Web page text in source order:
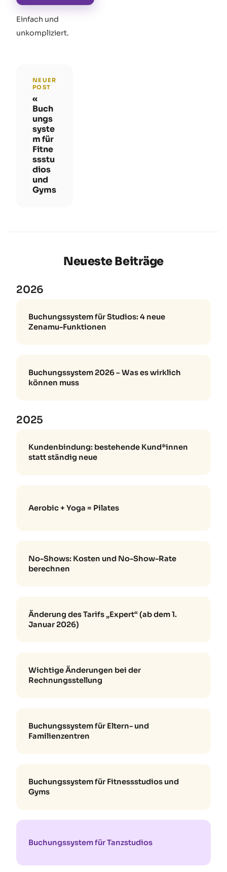
Neueste Beiträge
2026
Buchungssystem für Studios: 4 neue
Zenamu-Funktionen
Buchungssystem 2026 – Was es wirklich
können muss
2025
Kundenbindung: bestehende Kund*innen
statt ständig neue
Aerobic + Yoga = Pilates
No-Shows: Kosten und No-Show-Rate
berechnen
Änderung des Tarifs „Expert“ (ab dem 1.
Januar 2026)
Wichtige Änderungen bei der
Rechnungsstellung
Buchungssystem für Eltern- und
Familienzentren
Buchungssystem für Fitnessstudios und
Gyms
Buchungssystem für Tanzstudios
Einfach und
unkompliziert.
NEUER
POST
Buch
ungs
syste
m für
Fitne
ssstu
dios
und
Gyms